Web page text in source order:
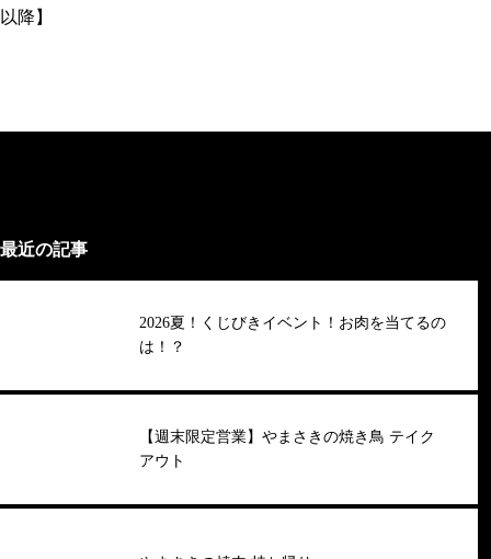
以降】
最近の記事
2026夏！くじびきイベント！お肉を当てるの
は！？
【週末限定営業】やまさきの焼き鳥 テイク
アウト